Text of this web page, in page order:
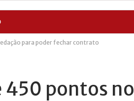
para poder fechar contrato
450 pontos no